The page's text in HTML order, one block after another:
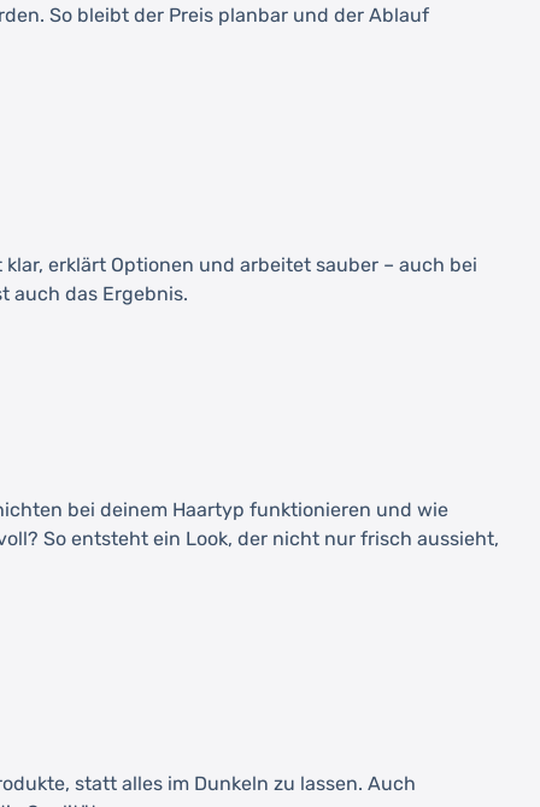
So bleibt der Preis planbar und der Ablauf
erklärt Optionen und arbeitet sauber – auch bei
auch das Ergebnis.
bei deinem Haartyp funktionieren und wie
So entsteht ein Look, der nicht nur frisch aussieht,
statt alles im Dunkeln zu lassen. Auch